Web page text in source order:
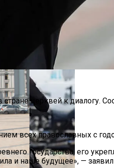
Кону
Сейчас
Миллиона Гривен
церквей к диалогу.
всех православных с
государства, его
и наше будущее», — заявил